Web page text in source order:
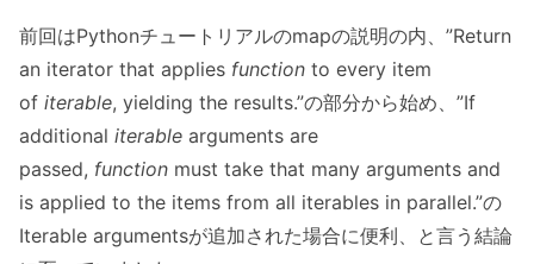
前回はPythonチュートリアルのmapの説明の内、”Return
an iterator that applies function to every item
of iterable, yielding the results.”の部分から始め、”If
additional iterable arguments are
passed, function must take that many arguments and
is applied to the items from all iterables in parallel.”の
Iterable argumentsが追加された場合に便利、と言う結論